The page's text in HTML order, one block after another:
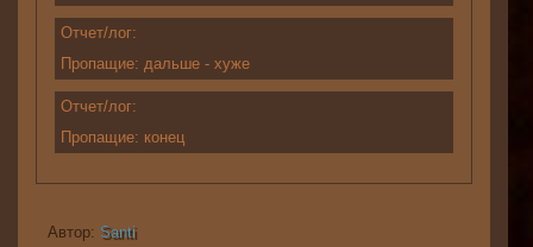
Отчет/лог:
Пропащие: дальше - хуже
Отчет/лог:
Пропащие: конец
Автор: Santi